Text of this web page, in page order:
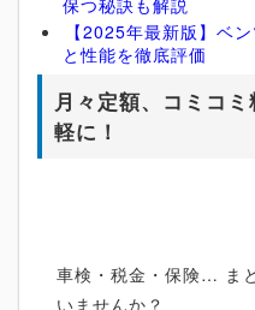
【2025年最新版】ベ
と性能を徹底評価
月々定額、コミコ
軽に！
車検・税金・保険… ま
いませんか？